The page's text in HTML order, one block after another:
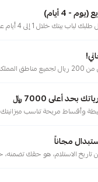
- 4 أيام)
بيتك خلال 1 إلى 4 أيام عمل
المملكة
بحد أعلى 7000 ﷼
وأقساط مريحة تناسب ميزانيتك
مجاناً